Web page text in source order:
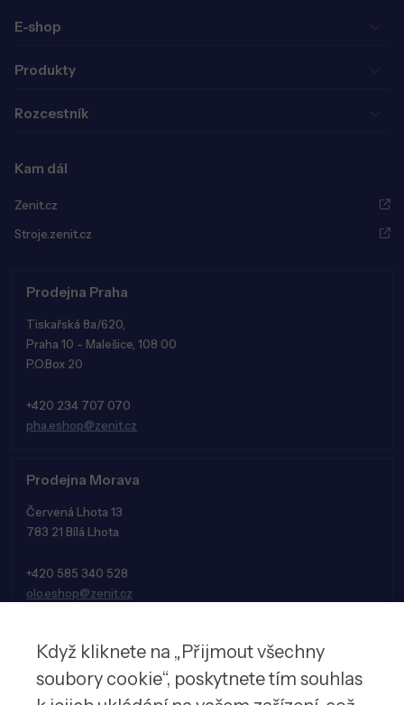
Když kliknete na „Přijmout všechny
soubory cookie“, poskytnete tím souhlas
E-shop
Produkty
Rozcestník
Kam dál
Zenit.cz
Stroje.zenit.cz
Prodejna Praha
Tiskařská 8a/620,
Praha 10 - Malešice, 108 00
P.O.Box 20
+420 234 707 070
pha.eshop@zenit.cz
Prodejna Morava
Červená Lhota 13
783 21 Bílá Lhota
+420 585 340 528
olo.eshop@zenit.cz